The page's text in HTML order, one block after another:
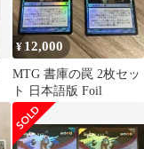
¥ 12,000
MTG 書庫の罠 2枚セッ
ト 日本語版 Foil